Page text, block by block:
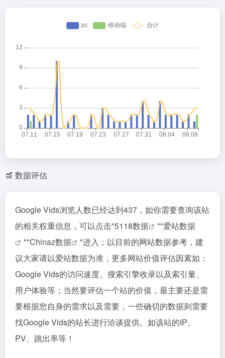
数据评估
Google Vids浏览人数已经达到437，如你需要查询该站
的相关权重信息，可以点击"5118数据 ""爱站数据
""Chinaz数据
"进入；以目前的网站数据参考，建
议大家请以爱站数据为准，更多网站价值评估因素如：
Google Vids的访问速度、搜索引擎收录以及索引量、
用户体验等；当然要评估一个站的价值，最主要还是需
要根据您自身的需求以及需要，一些确切的数据则需要
找Google Vids的站长进行洽谈提供。如该站的IP、
PV、跳出率等！